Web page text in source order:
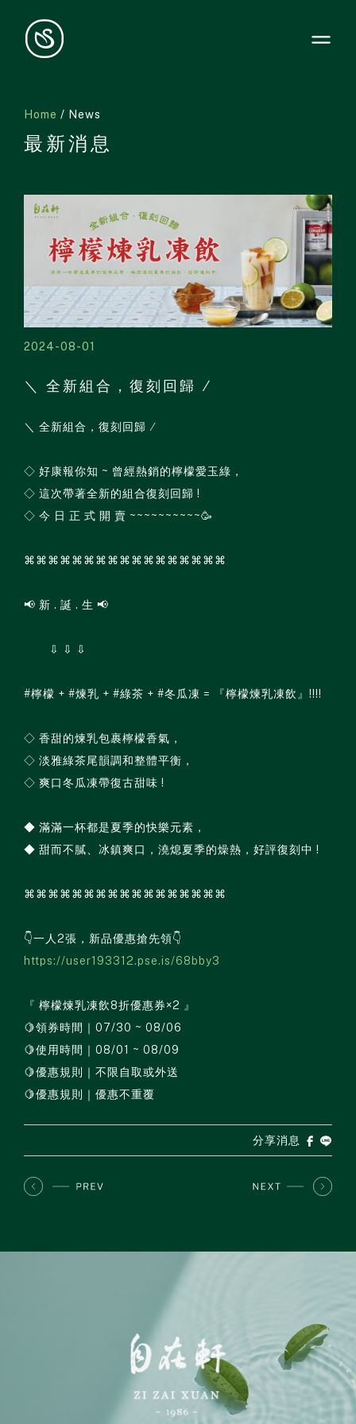
Home / News
最新消息
2024-08-01
＼ 全新組合，復刻回歸 ∕
＼ 全新組合，復刻回歸 ∕
◇ 好康報你知 ~ 曾經熱銷的檸檬愛玉綠，
◇ 這次帶著全新的組合復刻回歸 !
◇ 今 日 正 式 開 賣 ~~~~~~~~~~🥳
⌘⌘⌘⌘⌘⌘⌘⌘⌘⌘⌘⌘⌘⌘⌘⌘⌘
📢 新 . 誕 . 生 📢
⇩ ⇩ ⇩
#檸檬 + #煉乳 + #綠茶 + #冬瓜凍 = 『檸檬煉乳凍飲』!!!!
◇ 香甜的煉乳包裹檸檬香氣，
◇ 淡雅綠茶尾韻調和整體平衡，
◇ 爽口冬瓜凍帶復古甜味 !
◆ 滿滿一杯都是夏季的快樂元素，
◆ 甜而不膩、冰鎮爽口，澆熄夏季的燥熱，好評復刻中 !
⌘⌘⌘⌘⌘⌘⌘⌘⌘⌘⌘⌘⌘⌘⌘⌘⌘
👇一人2張，新品優惠搶先領👇
https://user193312.pse.is/68bby3
『 檸檬煉乳凍飲8折優惠券×2 』
🍋領券時間｜07/30 ~ 08/06
🍋使用時間｜08/01 ~ 08/09
🍋優惠規則｜不限自取或外送
🍋優惠規則｜優惠不重覆
分享消息